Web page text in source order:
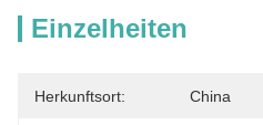
Einzelheiten
Herkunftsort: China